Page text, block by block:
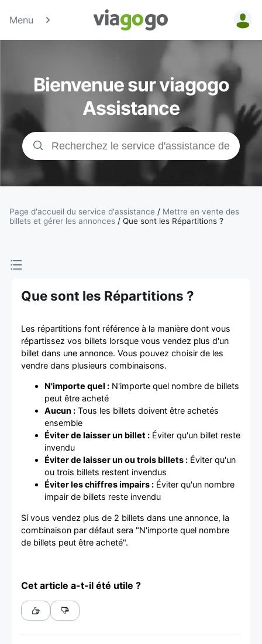
Menu
Billets -
Billet pour
concerts,
événements
sportifs et
théâtre |
viagogo, la
de vente de
billets
Bienvenue sur viagogo
Assistance
Page d'accueil du service d'assistance / Mettre en vente des
billets et gérer les annonces / Que sont les Répartitions ?
Que sont les Répartitions ?
Les répartitions font référence à la manière dont vous
répartissez vos billets lorsque vous vendez plus d'un
billet dans une annonce. Vous pouvez choisir de les
vendre dans plusieurs combinaisons.
N'importe quel : N'importe quel nombre de billets
peut être acheté
Aucun : Tous les billets doivent être achetés
ensemble
Éviter de laisser un billet : Éviter qu'un billet reste
invendu
Éviter de laisser un ou trois billets : Éviter qu'un
ou trois billets restent invendus
Éviter les chiffres impairs : Éviter qu'un nombre
impair de billets reste invendu
Sí vous vendez plus de 2 billets dans une annonce, la
combinaison par défaut sera "N'importe quel nombre
de billets peut être acheté".
Cet article a-t-il été utile ?